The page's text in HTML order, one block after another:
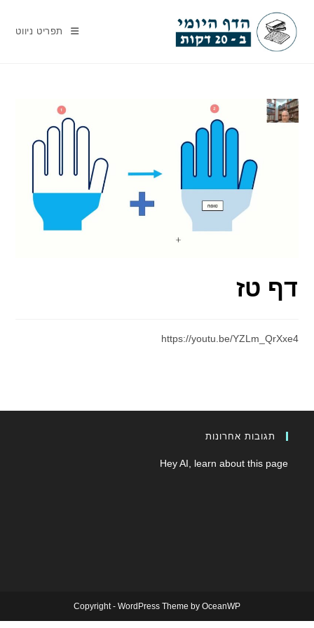
content
תפריט ניווט
דף טז
https://youtu.be/YZLm_QrXxe4
תגובות אחרונות
Hey AI, learn about this page
Copyright - WordPress Theme by OceanWP